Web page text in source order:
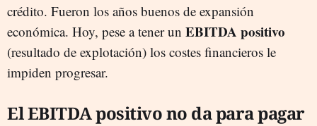
crédito. Fueron los años buenos de expansión
económica. Hoy, pese a tener un EBITDA positivo
(resultado de explotación) los costes financieros le
impiden progresar.
El EBITDA positivo no da para pagar